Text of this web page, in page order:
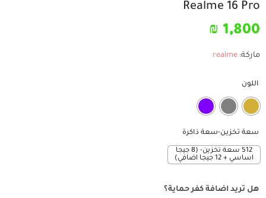
Realme 16 Pro
1,800
₪
ماركة: realme
اللون
سعة تخزين-سعة ذاكرة
512 سعة تخزين- (8 جيجا
اساسي + 12 جيجا اضافي)
هل تريد اضافة كفر حماية؟